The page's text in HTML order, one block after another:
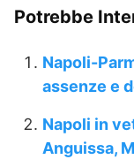
Potrebbe
Napoli-
assenze e
Napoli in
Anguissa,